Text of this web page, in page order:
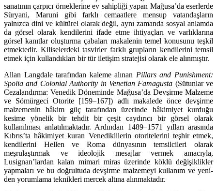
sanatının çarpıcı örneklerine ev sahipliği yapan Mağusa’da eserlerde
Süryani, Maruni gibi farklı cemaatlere men­sup vatandaşların
yalnızca dini ve kültürel olarak değil, aynı zamanda sosyal anlamda
da görsel olarak kendilerini ifade etme ihtiyaçları ve varlıklarına
görsel kanıtlar oluşturma çabaları makale­nin temel konusunu teşkil
etmektedir. Kiliselerdeki tasvirler farklı grupların kendilerini temsil
etmek için kullandıkları bir tür iletişim stratejisi olarak ele alınmıştır.
Allan Langdale tarafından kaleme alınan Pillars and Punishment:
Spolia and Colonial Authority in Venetian Famagusta (Sütunlar ve
Cezalandırma: Venedik Döneminde Mağusa’da Devşirme Malzeme
ve Sömürgeci Otorite [159–167]) adlı makalede önce devşirme
malzemenin hâkim güç tarafından üzerinde hâkimiyet kurduğu
kesime yönelik bir tehdit bir çeşit caydırıcı bir görsel ola­rak
kullanılması anlatılmaktadır. Ardından 1489–1571 yılları arasında
Kıbrıs’ta hâkimiyet kuran Venediklilerin otoritelerini teşhir etmek,
kendilerini Hellen ve Roma dünyasının temsilcileri ola­rak
meşrulaştırmak ve ideolojik mesajlar vermek amacıyla,
Lusignan’lardan kalan mimari miras üzerinde köklü değişiklikler
yapmaları ve bu doğrultuda devşirme malzemeyi kullanım ve yeni­
den yorumlama teknikleri mercek altına alınmaktadır.